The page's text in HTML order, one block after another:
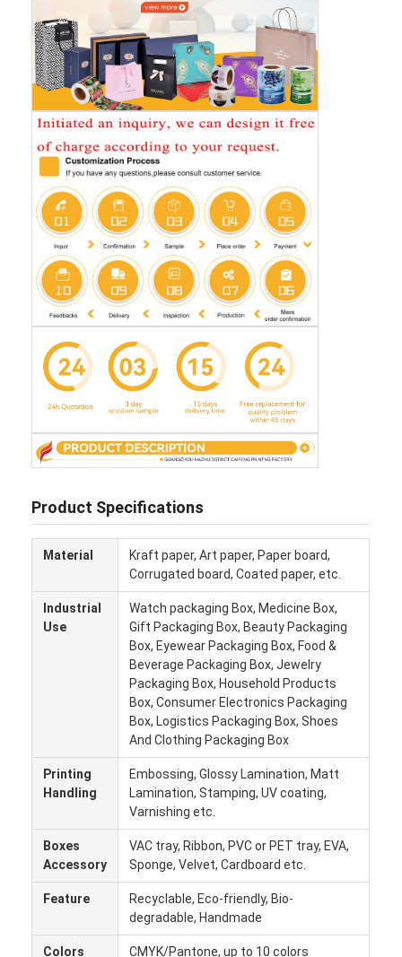
Σπίτι
Επισκέψεις στο εργοστάσιο
Ποιοτικός έλεγχος
Επικοινωνήστε μαζί μας
εκτύπωση συσκευαστικών κουτιών
Καλλυντικό συσκευάζοντας κιβώτιο
Κουτί συσκευασίας ηλεκτρονικών
Άκαμπτο κιβώτιο δώρων
Product Specifications
Material
Kraft paper, Art paper, Paper board,
Corrugated board, Coated paper, etc.
Industrial
Use
Watch packaging Box, Medicine Box,
Gift Packaging Box, Beauty Packaging
Box, Eyewear Packaging Box, Food &
Beverage Packaging Box, Jewelry
Packaging Box, Household Products
Box, Consumer Electronics Packaging
Box, Logistics Packaging Box, Shoes
And Clothing Packaging Box
Printing
Handling
Embossing, Glossy Lamination, Matt
Lamination, Stamping, UV coating,
Varnishing etc.
Boxes
Accessory
VAC tray, Ribbon, PVC or PET tray, EVA,
Sponge, Velvet, Cardboard etc.
Feature
Recyclable, Eco-friendly, Bio-
degradable, Handmade
Colors CMYK/Pantone, up to 10 colors